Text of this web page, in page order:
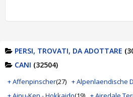
PERSI, TROVATI, DA ADOTTARE
CANI (32504)
+ Affenpinscher(27) + Alpenlaendische